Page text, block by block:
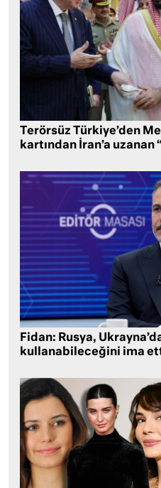
Terörsüz Türkiye’den
kartından İran’a uzanan
Fidan: Rusya,
kullanabileceğini ima